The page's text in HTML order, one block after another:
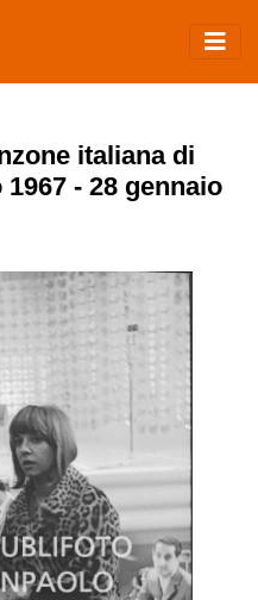
italiana di
- 28 gennaio